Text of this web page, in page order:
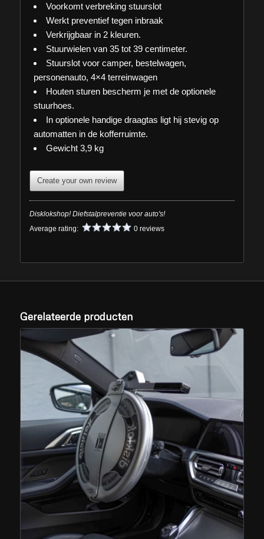
Voorkomt verbreking stuurslot
Werkt preventief tegen inbraak
Verkrijgbaar in 2 kleuren.
Stuurwielen van 35 tot 39 centimeter.
Stuurslot voor camper, bestelwagen,
personenauto, 4×4 terreinwagen
Houten sturen bescherm je met de optionele
stuurhoes.
In optionele handige draagtas ligt hij stevig op
automatten in de kofferruimte.
Gewicht 3,9 kg
Create your own review
Disklokshop! Diefstalpreventie voor auto's!
Average rating:
0 reviews
Gerelateerde producten